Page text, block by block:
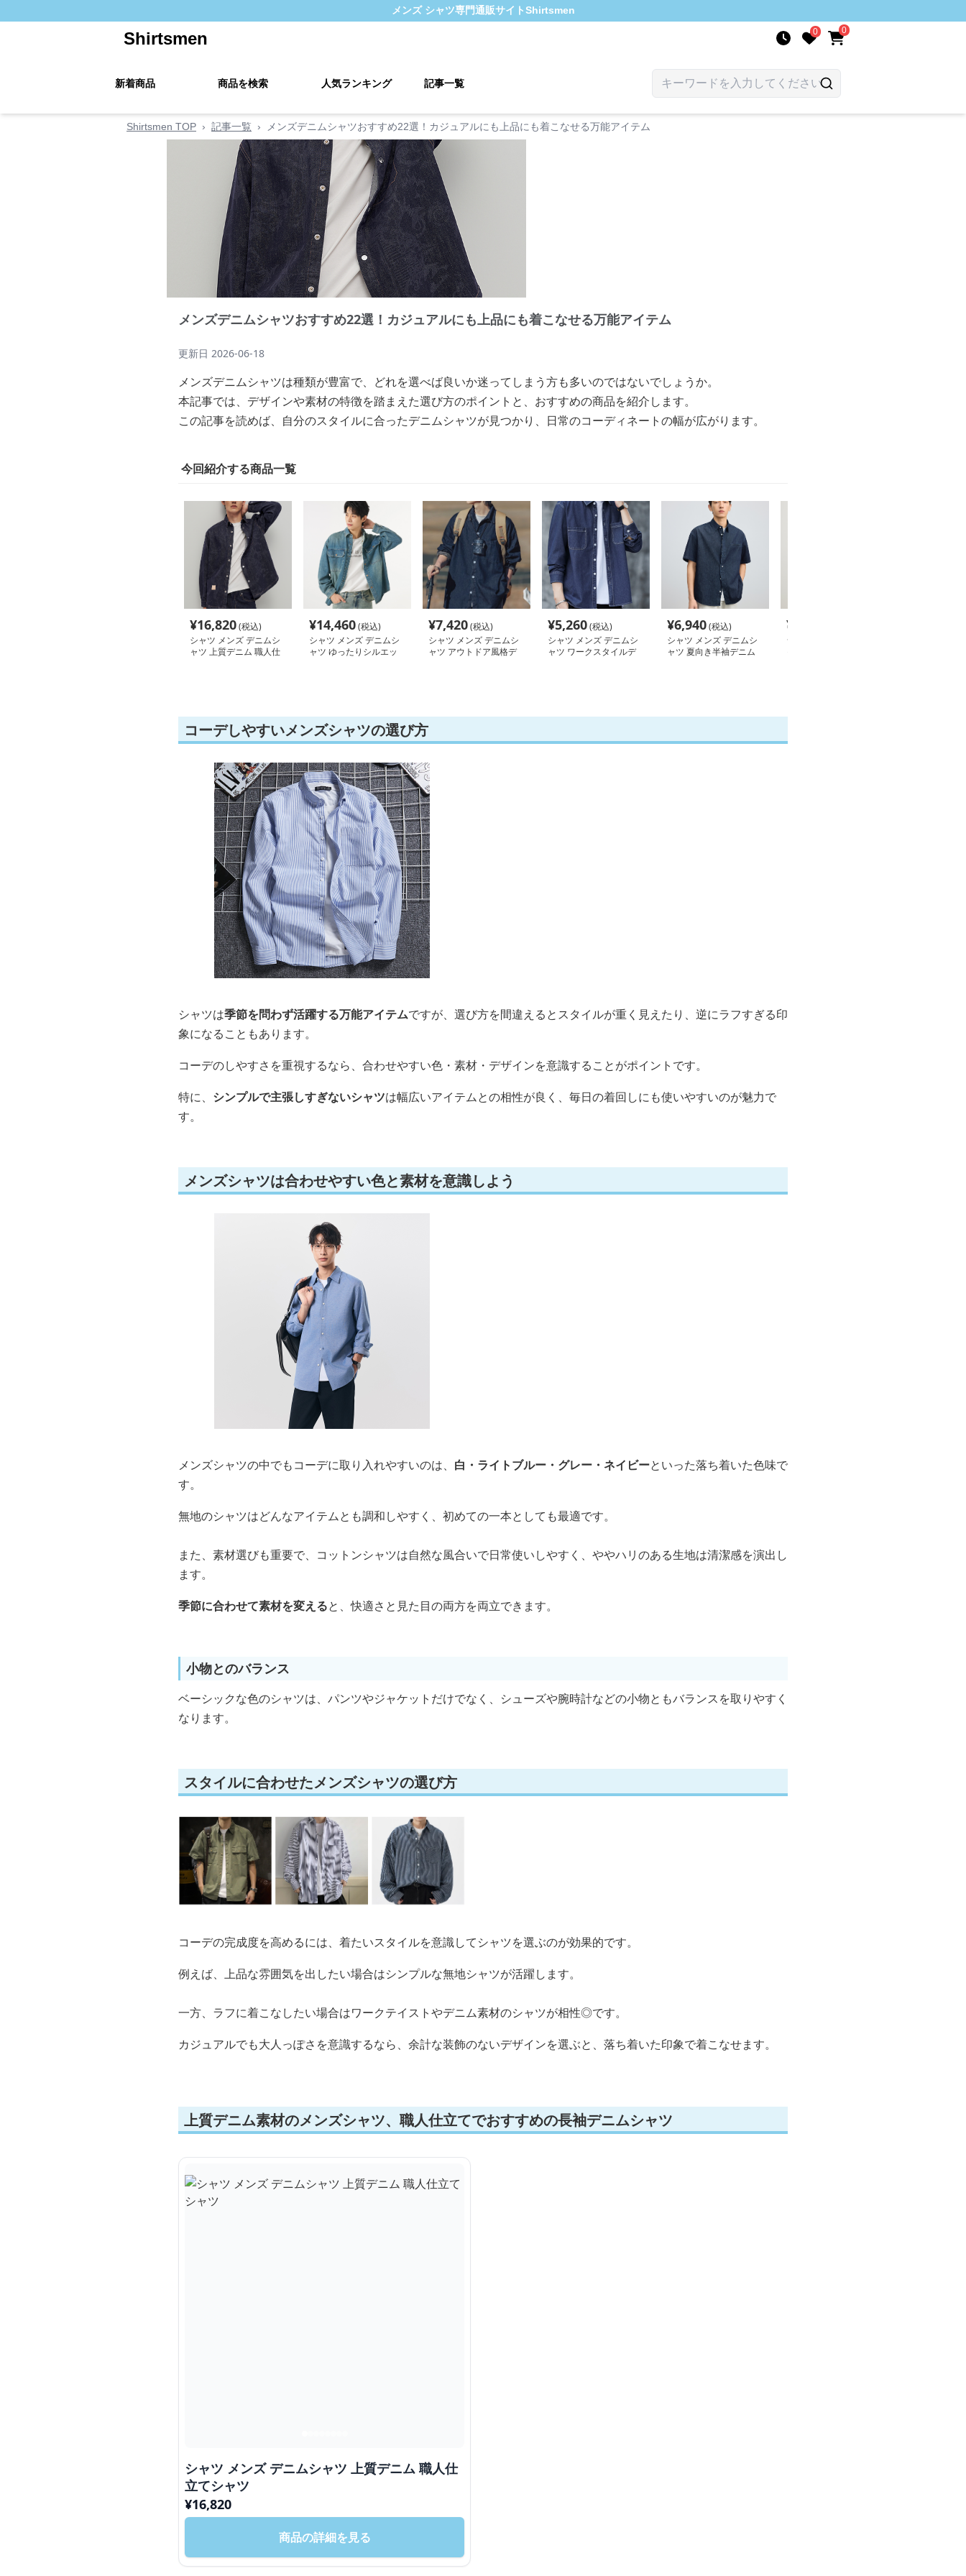
メンズ シャツ専門通販サイトShirtsmen
Shirtsmen 0 0
新着商品 商品を検索 人気ランキング 記事一覧
Shirtsmen TOP › 記事一覧 › メンズデニムシャツおすすめ22選！カジュアルにも上品にも着こなせる万能アイテム
メンズデニムシャツおすすめ22選！カジュアルにも上品にも着こなせる万能アイテム
更新日 2026-06-18
メンズデニムシャツは種類が豊富で、どれを選べば良いか迷ってしまう方も多いのではないでしょうか。
本記事では、デザインや素材の特徴を踏まえた選び方のポイントと、おすすめの商品を紹介します。
この記事を読めば、自分のスタイルに合ったデニムシャツが見つかり、日常のコーディネートの幅が広がります。
今回紹介する商品一覧
¥16,820(税込)
シャツ メンズ デニムシ
ャツ 上質デニム 職人仕
¥14,460(税込)
シャツ メンズ デニムシ
ャツ ゆったりシルエッ
¥7,420(税込)
シャツ メンズ デニムシ
ャツ アウトドア風格デ
¥5,260(税込)
シャツ メンズ デニムシ
ャツ ワークスタイルデ
¥6,940(税込)
シャツ メンズ デニムシ
ャツ 夏向き半袖デニム
¥
シャツ メンズ デニムシ
コーデしやすいメンズシャツの選び方
シャツは季節を問わず活躍する万能アイテムですが、選び方を間違えるとスタイルが重く見えたり、逆にラフすぎる印
象になることもあります。
コーデのしやすさを重視するなら、合わせやすい色・素材・デザインを意識することがポイントです。
特に、 シンプルで主張しすぎないシャツは幅広いアイテムとの相性が良く、毎日の着回しにも使いやすいのが魅力で
す。
メンズシャツは合わせやすい色と素材を意識しよう
メンズシャツの中でもコーデに取り入れやすいのは、 白・ライトブルー・グレー・ネイビーといった落ち着いた色味で
す。
無地のシャツはどんなアイテムとも調和しやすく、初めての一本としても最適です。
また、素材選びも重要で、コットンシャツは自然な風合いで日常使いしやすく、ややハリのある生地は清潔感を演出し
ます。
季節に合わせて素材を変えると、快適さと見た目の両方を両立できます。
小物とのバランス
ベーシックな色のシャツは、パンツやジャケットだけでなく、シューズや腕時計などの小物ともバランスを取りやすく
なります。
スタイルに合わせたメンズシャツの選び方
コーデの完成度を高めるには、着たいスタイルを意識してシャツを選ぶのが効果的です。
例えば、上品な雰囲気を出したい場合はシンプルな無地シャツが活躍します。
一方、ラフに着こなしたい場合はワークテイストやデニム素材のシャツが相性◎です。
カジュアルでも大人っぽさを意識するなら、余計な装飾のないデザインを選ぶと、落ち着いた印象で着こなせます。
上質デニム素材のメンズシャツ、職人仕立てでおすすめの長袖デニムシャツ
シャツ メンズ デニムシャツ 上質デニム 職人仕
立てシャツ
¥16,820
商品の詳細を見る